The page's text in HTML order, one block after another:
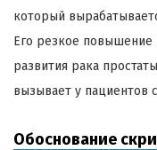
который
Его резкое повышение
развития рака
вызывает у пациентов
Обоснование